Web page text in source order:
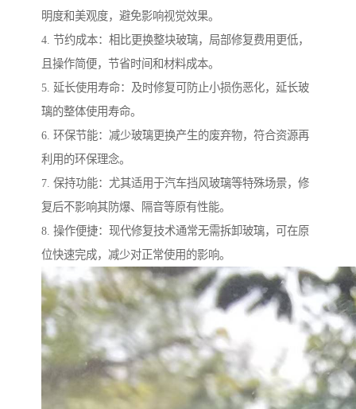
明度和美观度，避免影响视觉效果。
4. 节约成本：相比更换整块玻璃，局部修复费用更低，
且操作简便，节省时间和材料成本。
5. 延长使用寿命：及时修复可防止小损伤恶化，延长玻
璃的整体使用寿命。
6. 环保节能：减少玻璃更换产生的废弃物，符合资源再
利用的环保理念。
7. 保持功能：尤其适用于汽车挡风玻璃等特殊场景，修
复后不影响其防爆、隔音等原有性能。
8. 操作便捷：现代修复技术通常无需拆卸玻璃，可在原
位快速完成，减少对正常使用的影响。